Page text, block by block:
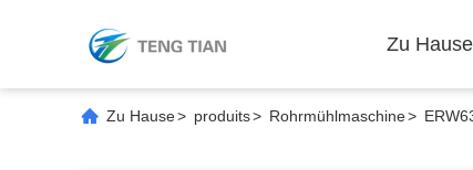
Zu Hause
Zu Hause> produits> Rohrmühlmaschine>